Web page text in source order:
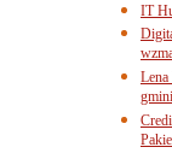
IT